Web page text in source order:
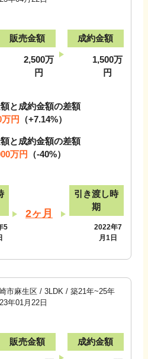
販売金額
2,500万
円
成約金額
1,500万
円
と成約金額の差額
万円
（+7.14%）
と成約金額の差額
万円
（-40%）
5
2ヶ月
引き渡し時
期
2022年7
月1日
市麻生区 / 3LDK / 築21年~25年
年01月22日
販売金額 成約金額